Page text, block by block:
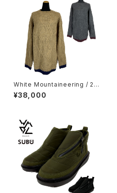
White Mountaineering / 2-
Tone Crew Neck Knit
¥38,000